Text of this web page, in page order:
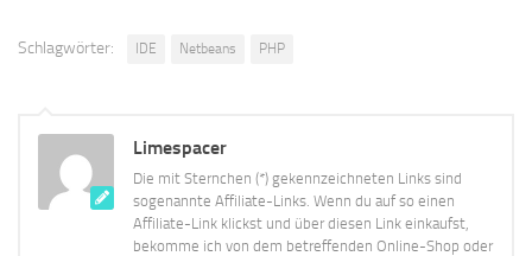
Schlagwörter: IDE Netbeans PHP
Limespacer
Die mit Sternchen (*) gekennzeichneten Links sind
sogenannte Affiliate-Links. Wenn du auf so einen
Affiliate-Link klickst und über diesen Link einkaufst,
bekomme ich von dem betreffenden Online-Shop oder